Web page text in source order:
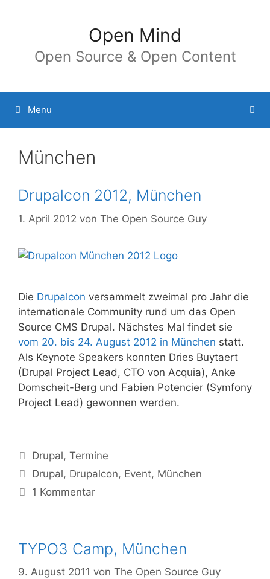
Open Mind
Open Source & Open Content
Menu
München
Drupalcon 2012, München
1. April 2012 von The Open Source Guy
Die Drupalcon versammelt zweimal pro Jahr die
internationale Community rund um das Open
Source CMS Drupal. Nächstes Mal findet sie
vom 20. bis 24. August 2012 in München statt.
Als Keynote Speakers konnten Dries Buytaert
(Drupal Project Lead, CTO von Acquia), Anke
Domscheit-Berg und Fabien Potencier (Symfony
Project Lead) gewonnen werden.
Kategorien
Drupal,Termine
Tags
Drupal, Drupalcon, Event, München
1 Kommentar
TYPO3 Camp, München
9. August 2011 von The Open Source Guy